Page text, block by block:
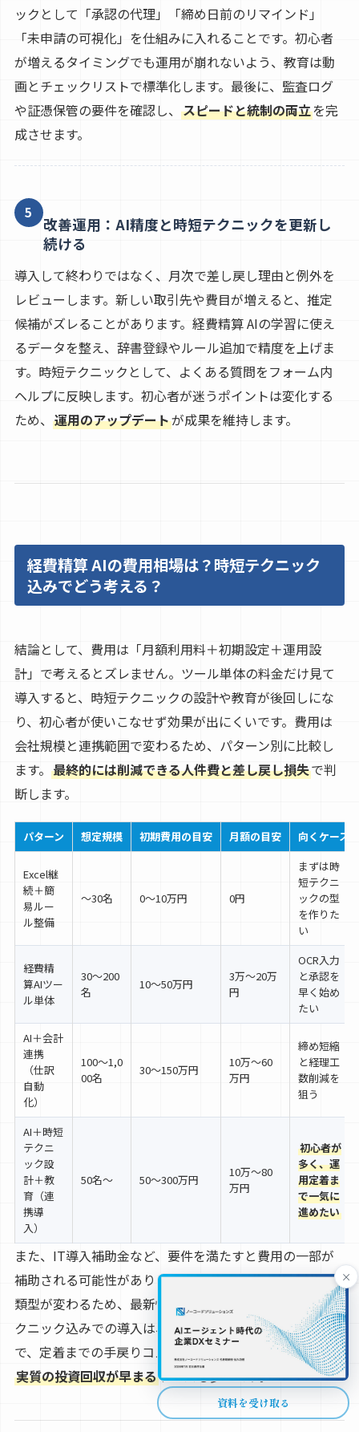
ックとして「承認の代理」「締め日前のリマインド」
「未申請の可視化」を仕組みに入れることです。初心者
が増えるタイミングでも運用が崩れないよう、教育は動
画とチェックリストで標準化します。最後に、監査ログ
や証憑保管の要件を確認し、 スピードと統制の両立を完
成させます。
5
改善運用：AI精度と時短テクニックを更新し
続ける
導入して終わりではなく、月次で差し戻し理由と例外を
レビューします。新しい取引先や費目が増えると、推定
候補がズレることがあります。経費精算 AIの学習に使え
るデータを整え、辞書登録やルール追加で精度を上げま
す。時短テクニックとして、よくある質問をフォーム内
ヘルプに反映します。初心者が迷うポイントは変化する
ため、 運用のアップデートが成果を維持します。
経費精算 AIの費用相場は？時短テクニック
込みでどう考える？
結論として、費用は「月額利用料＋初期設定＋運用設
計」で考えるとズレません。ツール単体の料金だけ見て
導入すると、時短テクニックの設計や教育が後回しにな
り、初心者が使いこなせず効果が出にくいです。費用は
会社規模と連携範囲で変わるため、パターン別に比較し
ます。 最終的には削減できる人件費と差し戻し損失で判
断します。
パターン 想定規模 初期費用の目安 月額の目安 向くケース
Excel継
続＋簡
易ルー
ル整備
〜30名 0〜10万円 0円
まずは時
短テクニ
ックの型
を作りた
い
経費精
算AIツー
ル単体
30〜200
名
10〜50万円
3万〜20万
円
OCR入力
と承認を
早く始め
たい
AI＋会計
連携
（仕訳
自動
化）
100〜1,0
00名
30〜150万円
10万〜60
万円
締め短縮
と経理工
数削減を
狙う
AI＋時短
テクニ
ック設
計＋教
育（連
携導
入）
50名〜 50〜300万円
10万〜80
万円
初心者が
多く、運
用定着ま
で一気に
進めたい
また、IT導入補助金など、要件を満たすと費用の一部が
補助される可能性があります。補助金は公募時期や対象
類型が変わるため、最新情報の確認が必要です。時短テ
クニック込みでの導入は、初期費用が上がりやすい一方
で、定着までの手戻りコストが下がります。結果として、
実質の投資回収が早まるケースも多いです。
×
資料を受け取る